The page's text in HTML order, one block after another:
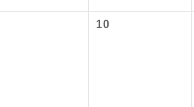
10
円、子供（2歳以上12歳未満）